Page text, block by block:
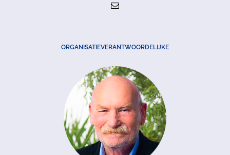
ORGANISATIEVERANTWOORDELIJKE